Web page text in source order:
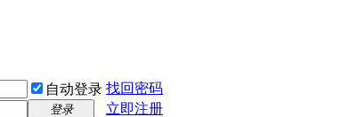
自动登录 找回密码
登录 立即注册